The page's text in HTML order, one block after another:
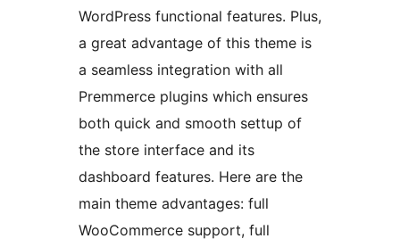
WordPress functional features. Plus,
a great advantage of this theme is
a seamless integration with all
Premmerce plugins which ensures
both quick and smooth settup of
the store interface and its
dashboard features. Here are the
main theme advantages: full
WooCommerce support, full